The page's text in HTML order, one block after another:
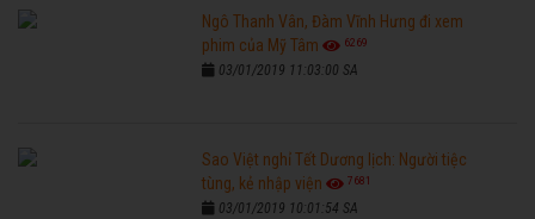
Ngô Thanh Vân, Đàm Vĩnh Hưng đi xem
phim của Mỹ Tâm
6269
03/01/2019 11:03:00 SA
Sao Việt nghỉ Tết Dương lịch: Người tiệc
tùng, kẻ nhập viện
7681
03/01/2019 10:01:54 SA